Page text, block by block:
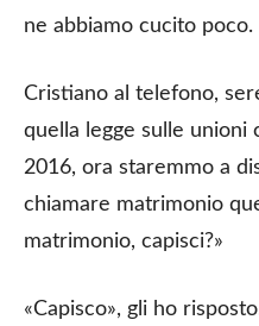
ne abbiamo cucito poco.
Cristiano al telefono,
quella legge sulle unioni
2016, ora staremmo a
chiamare matrimonio
matrimonio, capisci?»
«Capisco», gli ho